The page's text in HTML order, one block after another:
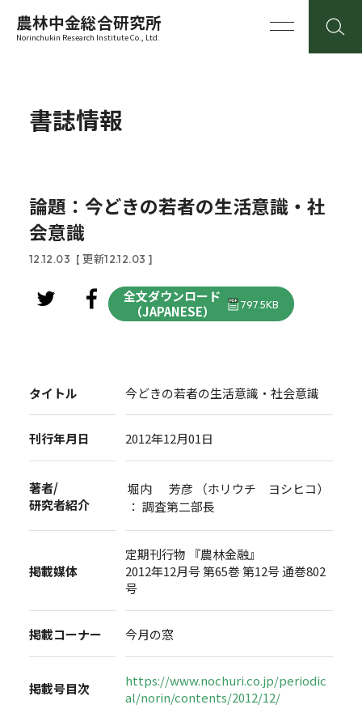
農林中金総合研究所
Norinchukin Research Institute Co., Ltd.
書誌情報
論題：今どきの若者の生活意識・社
会意識
12.12.03 [ 更新12.12.03 ]
全文ダウンロード
（JAPANESE）
797.5KB
タイトル 今どきの若者の生活意識・社会意識
刊行年月日 2012年12月01日
著者/
研究者紹介
堀内 芳彦 （ホリウチ ヨシヒコ）
： 調査第二部長
掲載媒体
定期刊行物 『農林金融』
2012年12月号 第65巻 第12号 通巻802
号
掲載コーナー 今月の窓
掲載号目次
https://www.nochuri.co.jp/periodic
al/norin/contents/2012/12/